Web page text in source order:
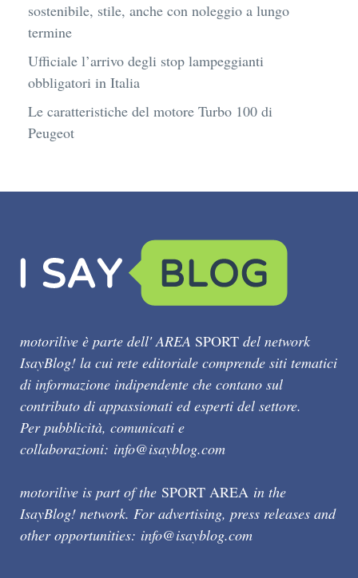
sostenibile, stile, anche con noleggio a lungo
termine
Ufficiale l’arrivo degli stop lampeggianti
obbligatori in Italia
Le caratteristiche del motore Turbo 100 di
Peugeot
motorilive è parte dell' AREA SPORT del network
IsayBlog! la cui rete editoriale comprende siti tematici
di informazione indipendente che contano sul
contributo di appassionati ed esperti del settore.
Per pubblicità, comunicati e
collaborazioni: info@isayblog.com
motorilive is part of the SPORT AREA in the
IsayBlog! network. For advertising, press releases and
other opportunities: info@isayblog.com